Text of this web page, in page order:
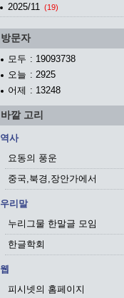
2025/11 (19)
방문자
모두 : 19093738
오늘 : 2925
어제 : 13248
바깥 고리
역사
요동의 풍운
중국,북경,장안가에서
우리말
누리그물 한말글 모임
한글학회
웹
피시넷의 홈페이지